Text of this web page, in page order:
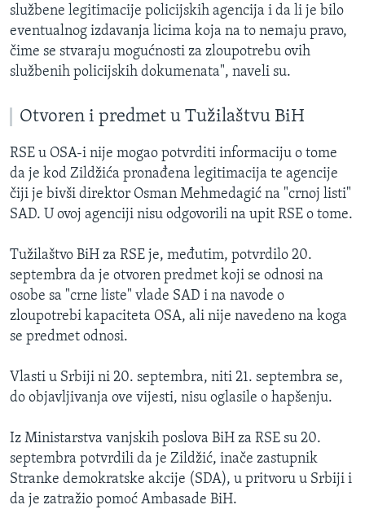
službene legitimacije policijskih agencija i da li je bilo
eventualnog izdavanja licima koja na to nemaju pravo,
čime se stvaraju mogućnosti za zloupotrebu ovih
službenih policijskih dokumenata", naveli su.
Otvoren i predmet u Tužilaštvu BiH
RSE u OSA-i nije mogao potvrditi informaciju o tome
da je kod Zildžića pronađena legitimacija te agencije
čiji je bivši direktor Osman Mehmedagić na "crnoj listi"
SAD. U ovoj agenciji nisu odgovorili na upit RSE o tome.
Tužilaštvo BiH za RSE je, međutim, potvrdilo 20.
septembra da je otvoren predmet koji se odnosi na
osobe sa "crne liste" vlade SAD i na navode o
zloupotrebi kapaciteta OSA, ali nije navedeno na koga
se predmet odnosi.
Vlasti u Srbiji ni 20. septembra, niti 21. septembra se,
do objavljivanja ove vijesti, nisu oglasile o hapšenju.
Iz Ministarstva vanjskih poslova BiH za RSE su 20.
septembra potvrdili da je Zildžić, inače zastupnik
Stranke demokratske akcije (SDA), u pritvoru u Srbiji i
da je zatražio pomoć Ambasade BiH.